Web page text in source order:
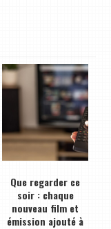
Que regarder ce
soir : chaque
nouveau film et
émission ajouté à